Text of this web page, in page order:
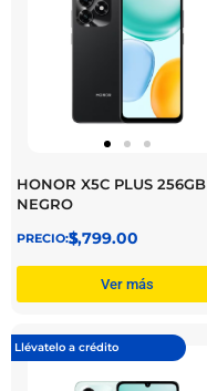
HONOR X5C PLUS 256GB
NEGRO
$
3,799.00
Ver más
Llévatelo a crédito